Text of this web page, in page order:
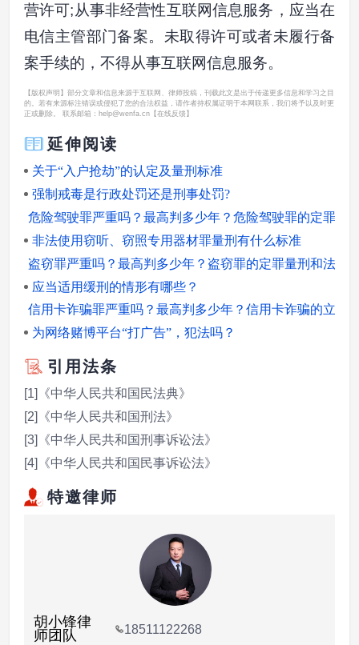
营许可;从事非经营性互联网信息服务，应当在
电信主管部门备案。未取得许可或者未履行备
案手续的，不得从事互联网信息服务。
【版权声明】部分文章和信息来源于互联网、律师投稿，刊载此文是出于传递更多信息和学习之目
的。若有来源标注错误或侵犯了您的合法权益，请作者持权属证明于本网联系，我们将予以及时更
正或删除。 联系邮箱：help@wenfa.cn【在线反馈】
延伸阅读
关于“入户抢劫”的认定及量刑标准
强制戒毒是行政处罚还是刑事处罚?
危险驾驶罪严重吗？最高判多少年？危险驾驶罪的定罪量
非法使用窃听、窃照专用器材罪量刑有什么标准
盗窃罪严重吗？最高判多少年？盗窃罪的定罪量刑和法律
应当适用缓刑的情形有哪些？
信用卡诈骗罪严重吗？最高判多少年？信用卡诈骗的立案
为网络赌博平台“打广告”，犯法吗？
引用法条
[1]《中华人民共和国民法典》
[2]《中华人民共和国刑法》
[3]《中华人民共和国刑事诉讼法》
[4]《中华人民共和国民事诉讼法》
特邀律师
胡小锋律
师团队
18511122268